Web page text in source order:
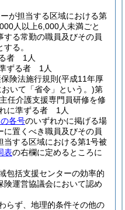
が担当する区域における第
人以上6,000人未満ごと
する常勤の職員及びその員
る。
者 1人
ずる者 1人
険法施行規則 (平成11年厚
いて「省令」という。)第
任介護支援専門員研修を修
に準ずる者 1人
各号のいずれかに掲げる場
置くべき職員及びその員
当する区域における第1号被
表の右欄に定めるところに
包括支援センターの効率的
険運営協議会において認め
らず、地理的条件その他の